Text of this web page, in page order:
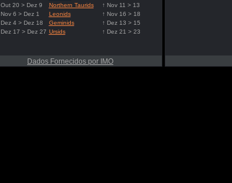
Out 20 > Dez 9
Northern Taurids
↑ Nov 11 > 13
Nov 6 > Dez 1
Leonids
↑ Nov 16 > 18
Dez 4 > Dez 18
Geminids
↑ Dez 13 > 15
Dez 17 > Dez 27 Ursids ↑ Dez 21 > 23
Dados Fornecidos por IMO